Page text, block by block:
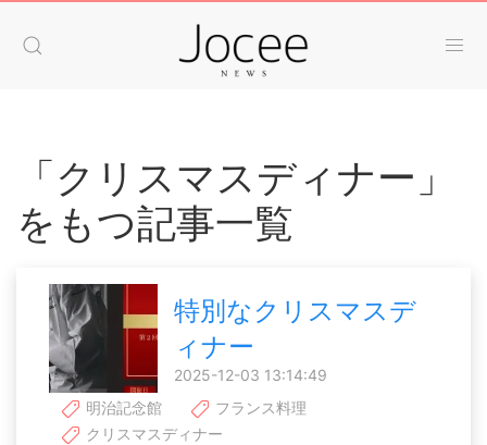
「クリスマスディナー」
をもつ記事一覧
特別なクリスマスデ
ィナー
2025-12-03 13:14:49
明治記念館
フランス料理
クリスマスディナー